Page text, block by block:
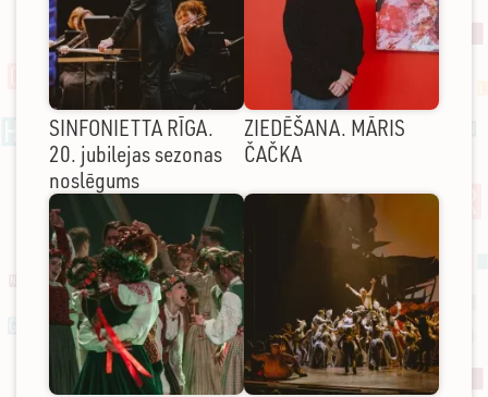
SINFONIETTA RĪGA.
20. jubilejas sezonas
noslēgums
ZIEDĒŠANA. MĀRIS
ČAČKA